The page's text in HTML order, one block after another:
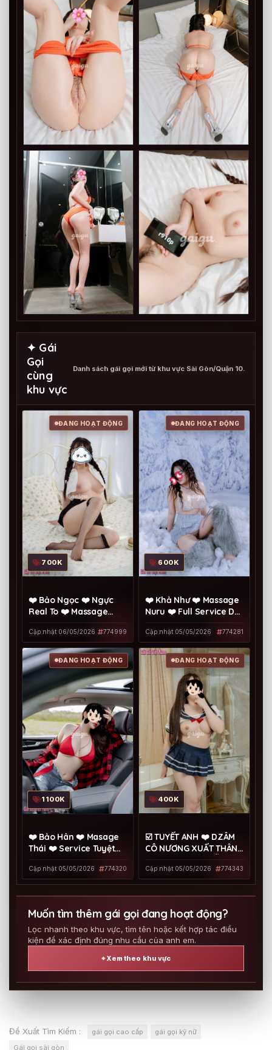
✦ Gái
Gọi
cùng
khu vực
Danh sách gái gọi mới từ khu vực Sài Gòn/Quận 10.
ĐANG HOẠT ĐỘNG
700K
❤️ Bảo Ngọc ❤️ Ngực
Real To ❤️ Massage
Thương
Cập nhật 06/05/2026 774999
ĐANG HOẠT ĐỘNG
600K
❤️ Khả Như ❤️ Massage
Nuru ❤️ Full Service Dễ
Cập nhật 05/05/2026 774281
ĐANG HOẠT ĐỘNG
1100K
❤️ Bảo Hân ❤️ Masage
Thái ❤️ Service Tuyệt
Cập nhật 05/05/2026 774320
ĐANG HOẠT ĐỘNG
400K
☑️ TUYẾT ANH ❤️ DZÂM
CÔ NƯƠNG XUẤT THÂN
THƯƠNG
Cập nhật 05/05/2026 774343
Muốn tìm thêm gái gọi đang hoạt động?
Lọc nhanh theo khu vực, tìm tên hoặc kết hợp tác điều
kiện để xác định đúng nhu cầu của anh em.
⌖ Xem theo khu vực
Đề Xuất Tìm Kiếm : gái gọi cao cấp
gái gọi kỹ nữ
Gái gọi sài gòn